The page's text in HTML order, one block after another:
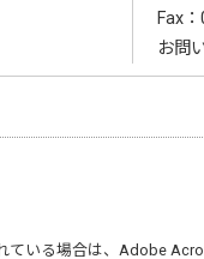
Fax
お問
いる場合は、 Adobe